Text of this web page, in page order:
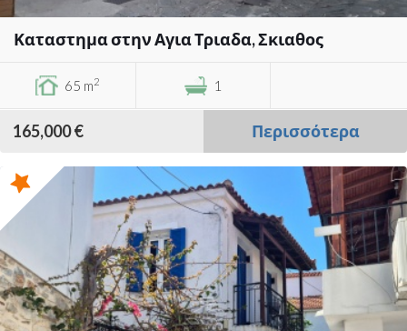
Καταστημα στην Αγια Τριαδα, Σκιαθος
65 m2 1
165,000 € Περισσότερα